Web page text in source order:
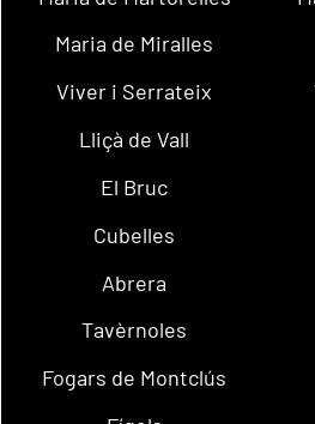
Maria de Miralles
Viver i Serrateix
Lliçà de Vall
El Bruc
Cubelles
Abrera
Tavèrnoles
Fogars de Montclús